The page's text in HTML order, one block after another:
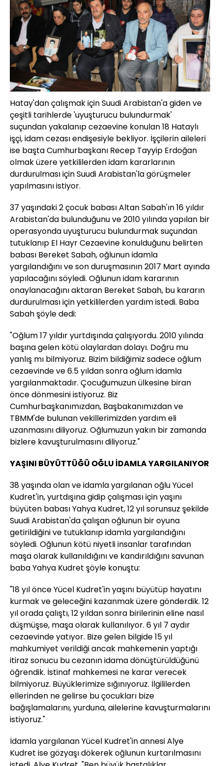
Hatay'dan çalışmak için Suudi Arabistan'a giden ve
çeşitli tarihlerde 'uyuşturucu bulundurmak'
suçundan yakalanıp cezaevine konulan 18 Hataylı
işçi, idam cezası endişesiyle bekliyor. İşçilerin aileleri
ise başta Cumhurbaşkanı Recep Tayyip Erdoğan
olmak üzere yetkililerden idam kararlarının
durdurulması için Suudi Arabistan'la görüşmeler
yapılmasını istiyor.
37 yaşındaki 2 çocuk babası Altan Sabah'ın 16 yıldır
Arabistan'da bulunduğunu ve 2010 yılında yapılan bir
operasyonda uyuşturucu bulundurmak suçundan
tutuklanıp El Hayr Cezaevine konulduğunu belirten
babası Bereket Sabah, oğlunun idamla
yargılandığını ve son duruşmasının 2017 Mart ayında
yapılacağını söyledi. Oğlunun idam kararının
onaylanacağını aktaran Bereket Sabah, bu kararın
durdurulması için yetkililerden yardım istedi. Baba
Sabah şöyle dedi:
"Oğlum 17 yıldır yurtdışında çalışıyordu. 2010 yılında
başına gelen kötü olaylardan dolayı. Doğru mu
yanlış mı bilmiyoruz. Bizim bildiğimiz sadece oğlum
cezaevinde ve 6.5 yıldan sonra oğlum idamla
yargılanmaktadır. Çocuğumuzun ülkesine biran
önce dönmesini istiyoruz. Biz
Cumhurbaşkanımızdan, Başbakanımızdan ve
TBMM'de bulunan vekillerimizden yardım eli
uzanmasını diliyoruz. Oğlumuzun yakın bir zamanda
bizlere kavuşturulmasını diliyoruz."
YAŞINI BÜYÜTTÜĞÜ OĞLU İDAMLA YARGILANIYOR
38 yaşında olan ve idamla yargılanan oğlu Yücel
Kudret'in, yurtdışına gidip çalışması için yaşını
büyüten babası Yahya Kudret, 12 yıl sorunsuz şekilde
Suudi Arabistan'da çalışan oğlunun bir oyuna
getirildiğini ve tutuklanıp idamla yargılandığını
söyledi. Oğlunun kötü niyetli insanlar tarafından
maşa olarak kullanıldığını ve kandırıldığını savunan
baba Yahya Kudret şöyle konuştu:
"18 yıl önce Yücel Kudret'in yaşını büyütüp hayatını
kurmak ve geleceğini kazanmak üzere gönderdik. 12
yıl orada çalıştı, 12 yıldan sonra birilerinin eline nasıl
düşmüşse, maşa olarak kullanılıyor. 6 yıl 7 aydır
cezaevinde yatıyor. Bize gelen bilgide 15 yıl
mahkumiyet verildiği ancak mahkemenin yaptığı
itiraz sonucu bu cezanın idama dönüştürüldüğünü
öğrendik. İstinaf mahkemesi ne karar verecek
bilmiyoruz. Büyüklerimize sığınıyoruz. İlgililerden
ellerinden ne gelirse bu çocukları bize
bağışlamalarını, yurduna, ailelerine kavuşturmalarını
istiyoruz."
İdamla yargılanan Yücel Kudret'in annesi Alye
Kudret ise gözyaşı dökerek oğlunun kurtarılmasını